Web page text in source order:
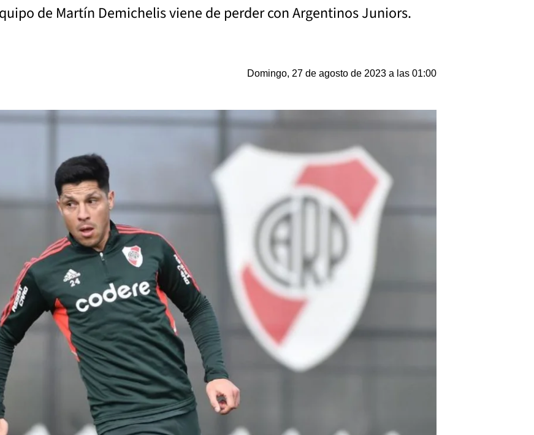
de Martín Demichelis viene de perder con Argentinos Juniors.
Domingo, 27 de agosto de 2023 a las 01:00